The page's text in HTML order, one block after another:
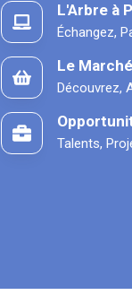
L'Arbre à
Échangez,
Le
Découvrez,
Talents,